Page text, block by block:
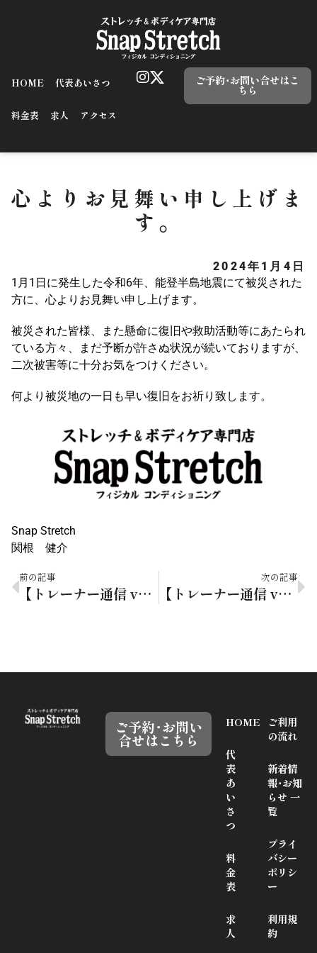
HOME 代表あいさつ
料金表 求人 アクセス
ご予約･お問い合せはこ
ちら
心よりお見舞い申し上げま
す。
2024年1月4日
1月1日に発生した令和6年、能登半島地震にて被災された
方に、心よりお見舞い申し上げます。
被災された皆様、また懸命に復旧や救助活動等にあたられ
ている方々、まだ予断が許さぬ状況が続いておりますが、
二次被害等に十分お気をつけください。
何より被災地の一日も早い復旧をお祈り致します。
Snap Stretch
関根 健介
前の記事
【トレーナー通信 vol.19】闘争か逃走か
次の記事
【トレーナー通信 vol.20】心機一転
HOME
代
表
あ
い
さ
つ
料
金
表
求
人
ご利用
の流れ
新着情
報･お知
らせ 一
覧
プライ
バシー
ポリシ
ー
利用規
約
ご予約･お問い
合せはこちら